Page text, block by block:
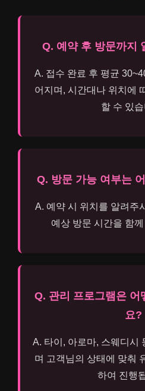
Q. 예약 후 방문까지
A. 접수 완료 후 평균
어지며, 시간대나 위치에
할 수 있
Q. 방문 가능 여부는
A. 예약 시 위치를 알려주
예상 방문 시간을 함
Q. 관리 프로그램은 어
요?
A. 타이, 아로마, 스웨디시
며 고객님의 상태에 맞춰
하여 진행